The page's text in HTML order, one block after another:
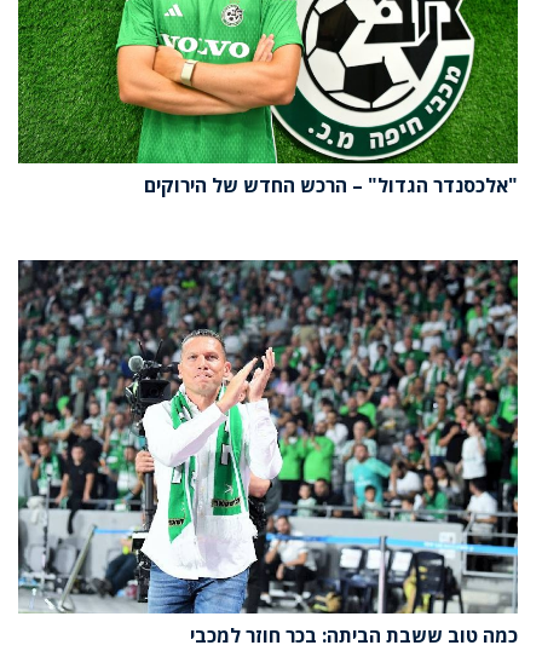
"אלכסנדר הגדול" – הרכש החדש של הירוקים
כמה טוב ששבת הביתה: בכר חוזר למכבי